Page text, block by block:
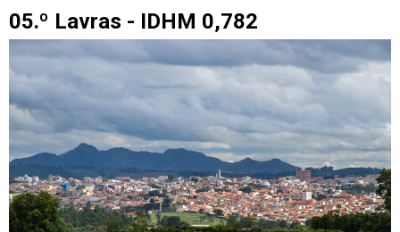
05.º Lavras - IDHM 0,782